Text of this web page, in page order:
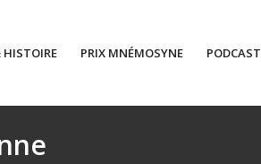
HISTOIRE PRIX MNÉMOSYNE PODCAST